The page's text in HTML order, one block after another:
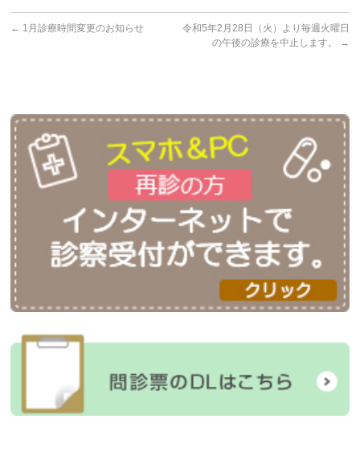
← 1月診療時間変更のお知らせ
令和5年2月28日（火）より毎週火曜日
の午後の診療を中止します。
→